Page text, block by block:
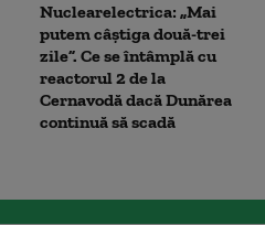
Nuclearelectrica: „Mai
putem câștiga două-trei
zile”. Ce se întâmplă cu
reactorul 2 de la
Cernavodă dacă Dunărea
continuă să scadă